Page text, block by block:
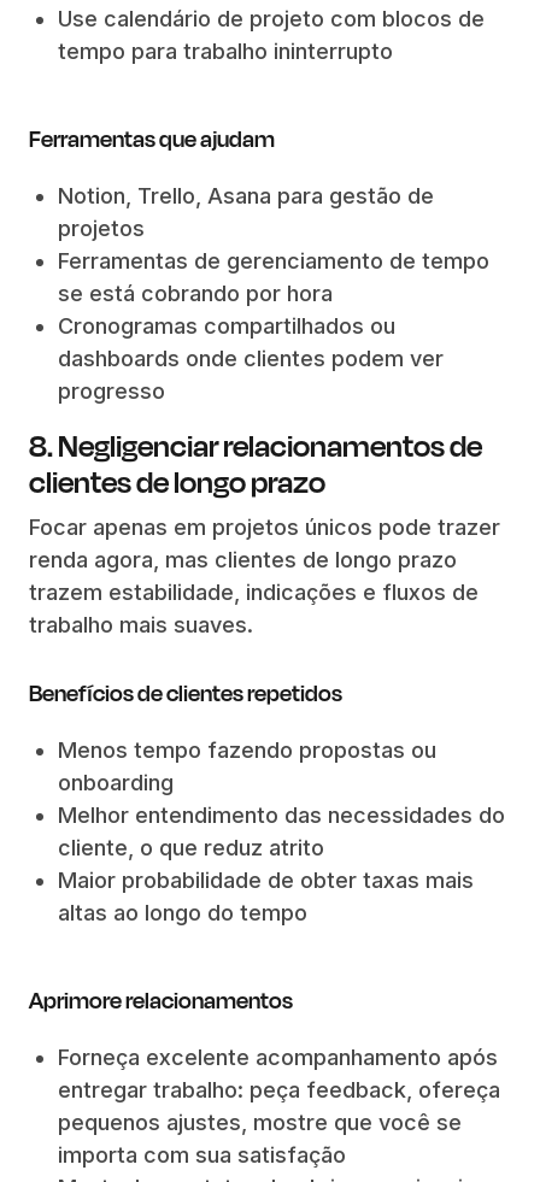
Use calendário de projeto com blocos de
tempo para trabalho ininterrupto
Ferramentas que ajudam
Notion, Trello, Asana para gestão de
projetos
Ferramentas de gerenciamento de tempo
se está cobrando por hora
Cronogramas compartilhados ou
dashboards onde clientes podem ver
progresso
8. Negligenciar relacionamentos de
clientes de longo prazo
Focar apenas em projetos únicos pode trazer
renda agora, mas clientes de longo prazo
trazem estabilidade, indicações e fluxos de
trabalho mais suaves.
Benefícios de clientes repetidos
Menos tempo fazendo propostas ou
onboarding
Melhor entendimento das necessidades do
cliente, o que reduz atrito
Maior probabilidade de obter taxas mais
altas ao longo do tempo
Aprimore relacionamentos
Forneça excelente acompanhamento após
entregar trabalho: peça feedback, ofereça
pequenos ajustes, mostre que você se
importa com sua satisfação